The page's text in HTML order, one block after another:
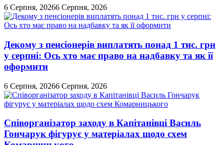
6 Серпня, 20266 Серпня, 2026
Декому з пенсіонерів виплатять понад 1 тис. грн
у серпні: Ось хто має право на надбавку та як її
оформити
6 Серпня, 20266 Серпня, 2026
Співорганізатор заходу в Капітанівці Василь
Гончарук фігурує у матеріалах щодо схем